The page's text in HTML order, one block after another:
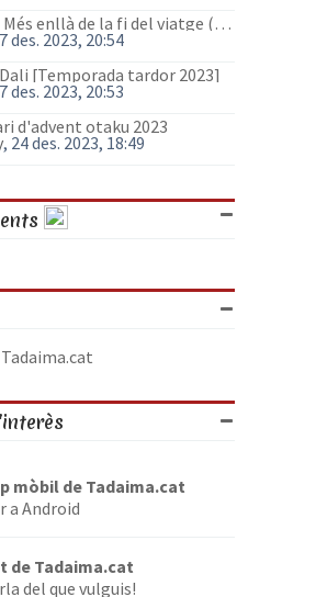
Frieren: Més enllà de la fi del viatge (anime)
des. 2023, 20:54
[Temporada tardor 2023]
des. 2023, 20:53
d'advent otaku 2023
, 24 des. 2023, 18:49
mòbil de Tadaima.cat
a Android
de Tadaima.cat
del que vulguis!